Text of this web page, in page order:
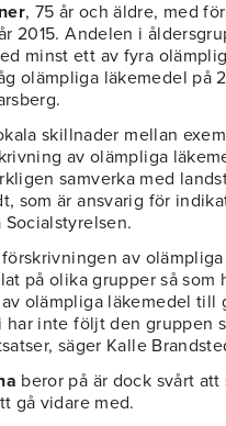
, 75 år och äldre, med
2015. Andelen i
minst ett av fyra
olämpliga läkemedel på
skillnader mellan
av olämpliga
samverka med
som är ansvarig för
av
på olika grupper så som
olämpliga läkemedel till
har inte följt den gruppen
säger Kalle
beror på är dock svårt
gå vidare med.